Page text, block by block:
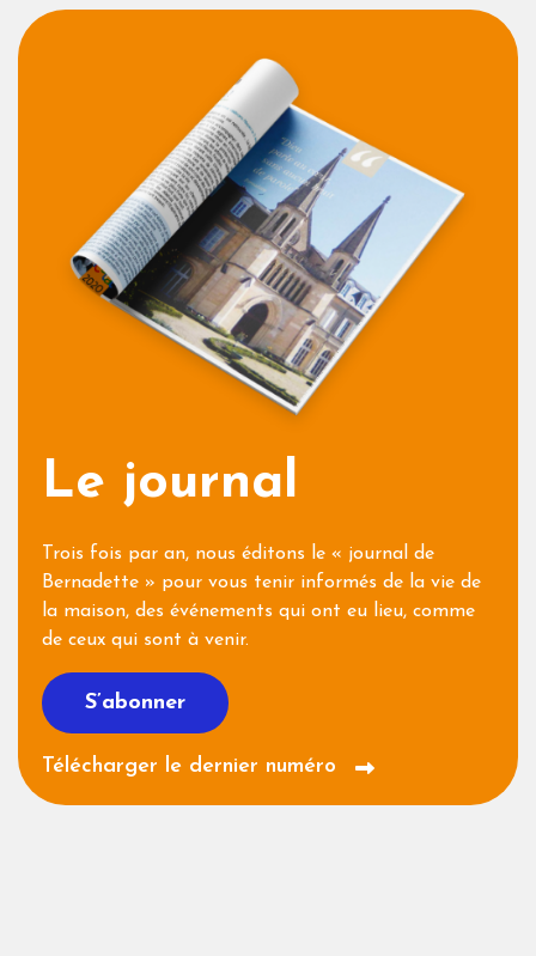
Le journal
Trois fois par an, nous éditons le « journal de
Bernadette » pour vous tenir informés de la vie de
la maison, des événements qui ont eu lieu, comme
de ceux qui sont à venir.
S’abonner
Télécharger le dernier numéro